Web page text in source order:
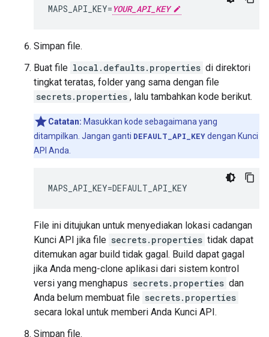
MAPS_API_KEY= YOUR_API_KEY
Simpan file.
Buat file local.defaults.properties di direktori
tingkat teratas, folder yang sama dengan file
secrets.properties , lalu tambahkan kode berikut.
Catatan: Masukkan kode sebagaimana yang
ditampilkan. Jangan ganti DEFAULT_API_KEYdengan Kunci
API Anda.
MAPS_API_KEY=DEFAULT_API_KEY
File ini ditujukan untuk menyediakan lokasi cadangan
Kunci API jika file secrets.properties tidak dapat
ditemukan agar build tidak gagal. Build dapat gagal
jika Anda meng-clone aplikasi dari sistem kontrol
versi yang menghapus secrets.properties dan
Anda belum membuat file secrets.properties
secara lokal untuk memberi Anda Kunci API.
Simpan file.